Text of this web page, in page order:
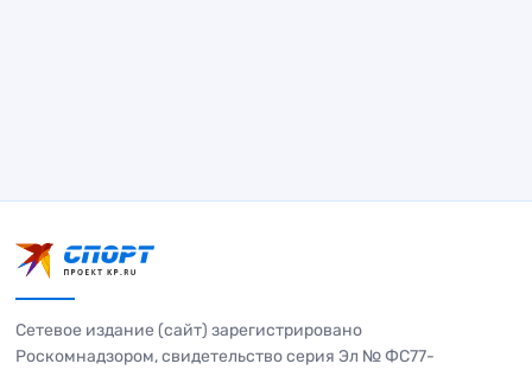
Сетевое издание (сайт) зарегистрировано
Роскомнадзором, свидетельство серия Эл № ФС77-